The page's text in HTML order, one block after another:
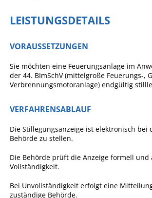
Natur Umwelt
Pop-Up-Museum
Gemmrigheim
Kinder und
Orestiada
LEISTUNGSDETAILS
VORAUSSETZUNGEN
Sie möchten eine Feuerungsanlage im
der 44. BImSchV (mittelgroße Feuerungs-,
Verbrennungsmotoranlage) endgültig
VERFAHRENSABLAUF
Die Stillegungsanzeige ist elektronisch bei
Behörde zu stellen.
Die Behörde prüft die Anzeige formell und
Vollständigkeit.
Bei Unvollständigkeit erfolgt eine
zuständige Behörde.